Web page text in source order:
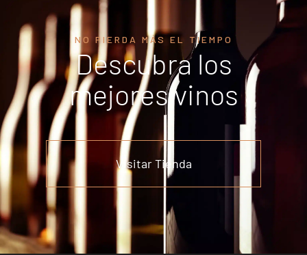
NO PIERDA MÁS EL TIEMPO
Descubra los
mejores vinos
Visitar Tienda